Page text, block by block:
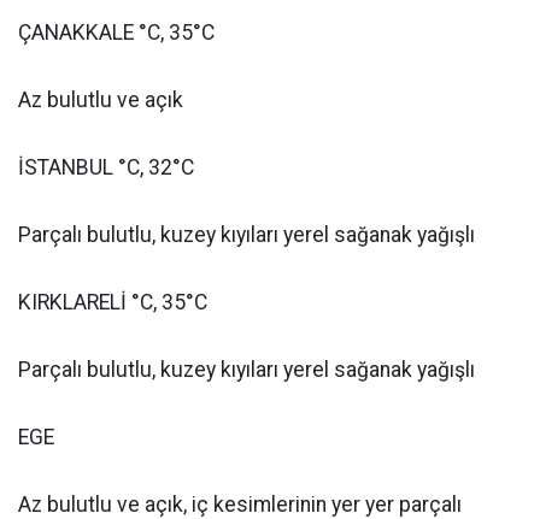
ÇANAKKALE °C, 35°C
Az bulutlu ve açık
İSTANBUL °C, 32°C
Parçalı bulutlu, kuzey kıyıları yerel sağanak yağışlı
KIRKLARELİ °C, 35°C
Parçalı bulutlu, kuzey kıyıları yerel sağanak yağışlı
EGE
Az bulutlu ve açık, iç kesimlerinin yer yer parçalı